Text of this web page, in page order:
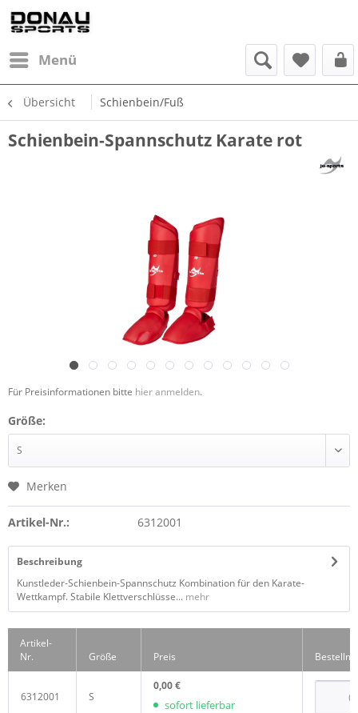
Menü
Übersicht Schienbein/Fuß
Schienbein-Spannschutz Karate rot
Für Preisinformationen bitte hier anmelden.
Größe:
Merken
Artikel-Nr.: 6312001
Beschreibung
Kunstleder-Schienbein-Spannschutz Kombination für den Karate-
Wettkampf. Stabile Klettverschlüsse... mehr
Artikel-
Nr.
Größe Preis
6312001 S
0,00 €
sofort lieferbar